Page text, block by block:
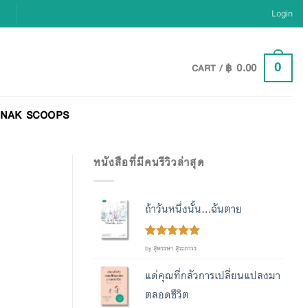
Login
CART /฿ 0.00 0
NAK SCOOPS
หนังสือที่มีคนรีวิวล่าสุด
ถ้าวันหนึ่งนั้น...ฉันตาย
Rated 5out
by สุพรรษา สุระถาวร
แด่คุณที่กลัวการเปลี่ยนแปลงมา
ตลอดชีวิต